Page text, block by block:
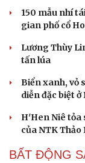
150 mẫu nhí
gian phố cổ
Lương Thùy
tấn lúa
Biển xanh, vỏ
diễn đặc biệt
H'Hen Niê
của NTK Thảo
BẤT ĐỘNG